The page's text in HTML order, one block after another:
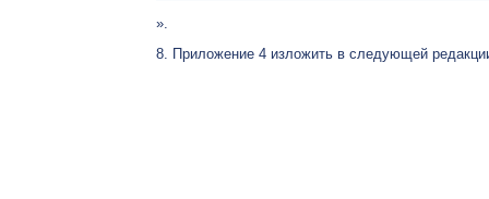
».
8. Приложение 4 изложить в следующей